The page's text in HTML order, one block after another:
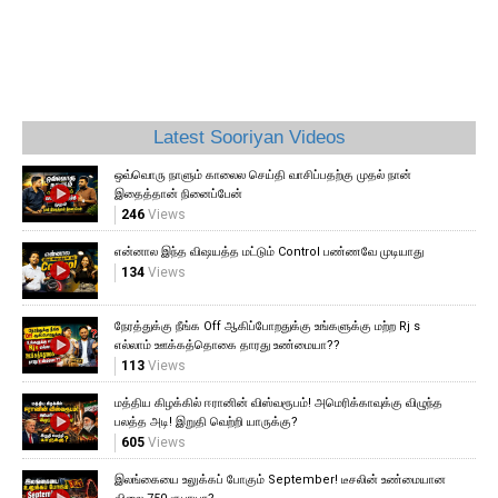
Latest Sooriyan Videos
ஒவ்வொரு நாளும் காலைல செய்தி வாசிப்பதற்கு முதல் நான்
இதைத்தான் நினைப்பேன்
246Views
என்னால இந்த விஷயத்த மட்டும் Control பண்ணவே முடியாது
134Views
நேரத்துக்கு நீங்க Off ஆகிப்போறதுக்கு உங்களுக்கு மற்ற Rj s
எல்லாம் ஊக்கத்தொகை தாரது உண்மையா??
113Views
மத்திய கிழக்கில் ஈரானின் விஸ்வரூபம்! அமெரிக்காவுக்கு விழுந்த
பலத்த அடி! இறுதி வெற்றி யாருக்கு?
605Views
இலங்கையை உலுக்கப் போகும் September! டீசலின் உண்மையான